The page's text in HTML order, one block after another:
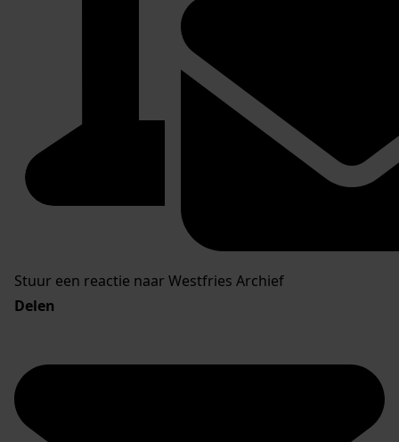
Stuur een reactie naar Westfries Archief
Delen